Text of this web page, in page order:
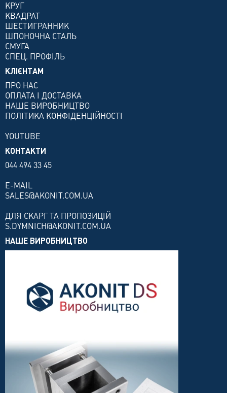
КРУГ
КВАДРАТ
ШЕСТИГРАННИК
ШПОНОЧНА СТАЛЬ
СМУГА
СПЕЦ. ПРОФІЛЬ
КЛІЄНТАМ
ПРО НАС
ОПЛАТА І ДОСТАВКА
НАШЕ ВИРОБНИЦТВО
ПОЛІТИКА КОНФІДЕНЦІЙНОСТІ
YOUTUBE
КОНТАКТИ
044 494 33 45
E-MAIL
SALES@AKONIT.COM.UA
ДЛЯ СКАРГ ТА ПРОПОЗИЦІЙ
S.DYMNICH@AKONIT.COM.UA
НАШЕ ВИРОБНИЦТВО